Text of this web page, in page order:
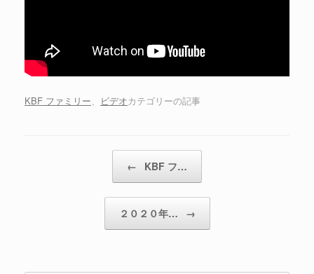
KBF ファミリー、 ビデオカテゴリーの記事
← KBF フ…
２０２０年… →